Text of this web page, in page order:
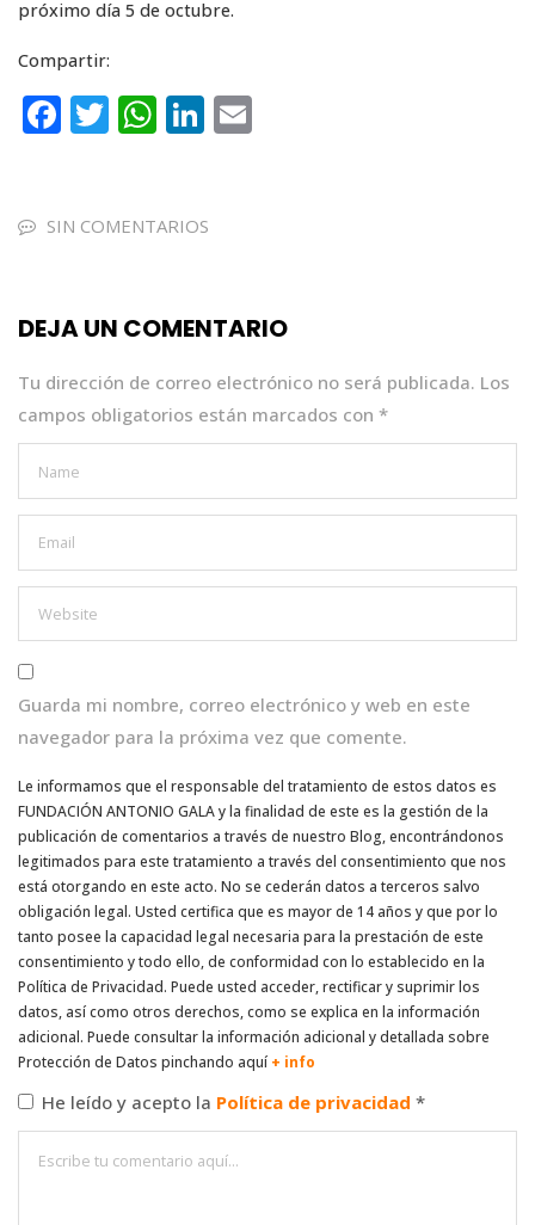
próximo día 5 de octubre.
Compartir:
F
e
o
k
T
te
W
ts
p
Li
e
SIN COMENTARIOS
DEJA UN COMENTARIO
Tu dirección de correo electrónico no será publicada. Los
campos obligatorios están marcados con *
Guarda mi nombre, correo electrónico y web en este
navegador para la próxima vez que comente.
Le informamos que el responsable del tratamiento de estos datos es
FUNDACIÓN ANTONIO GALA y la finalidad de este es la gestión de la
publicación de comentarios a través de nuestro Blog, encontrándonos
legitimados para este tratamiento a través del consentimiento que nos
está otorgando en este acto. No se cederán datos a terceros salvo
obligación legal. Usted certifica que es mayor de 14 años y que por lo
tanto posee la capacidad legal necesaria para la prestación de este
consentimiento y todo ello, de conformidad con lo establecido en la
Política de Privacidad. Puede usted acceder, rectificar y suprimir los
datos, así como otros derechos, como se explica en la información
adicional. Puede consultar la información adicional y detallada sobre
Protección de Datos pinchando aquí + info
He leído y acepto la Política de privacidad *